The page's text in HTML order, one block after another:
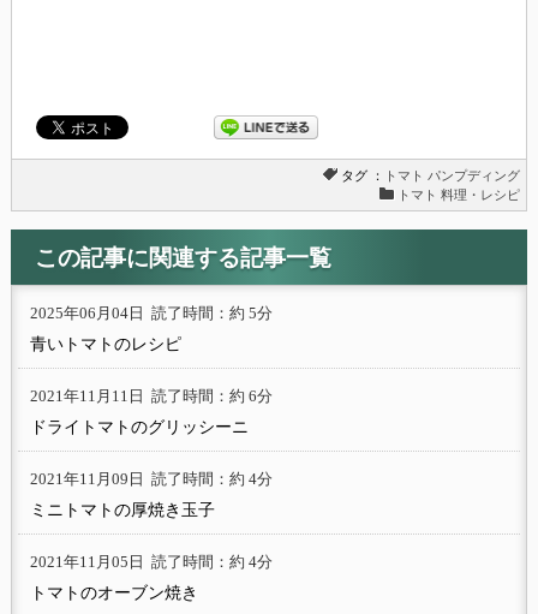
タグ ： トマト パンプディング
トマト 料理・レシピ
この記事に関連する記事一覧
2025年06月04日 読了時間：約 5分
青いトマトのレシピ
2021年11月11日 読了時間：約 6分
ドライトマトのグリッシーニ
2021年11月09日 読了時間：約 4分
ミニトマトの厚焼き玉子
2021年11月05日 読了時間：約 4分
トマトのオーブン焼き